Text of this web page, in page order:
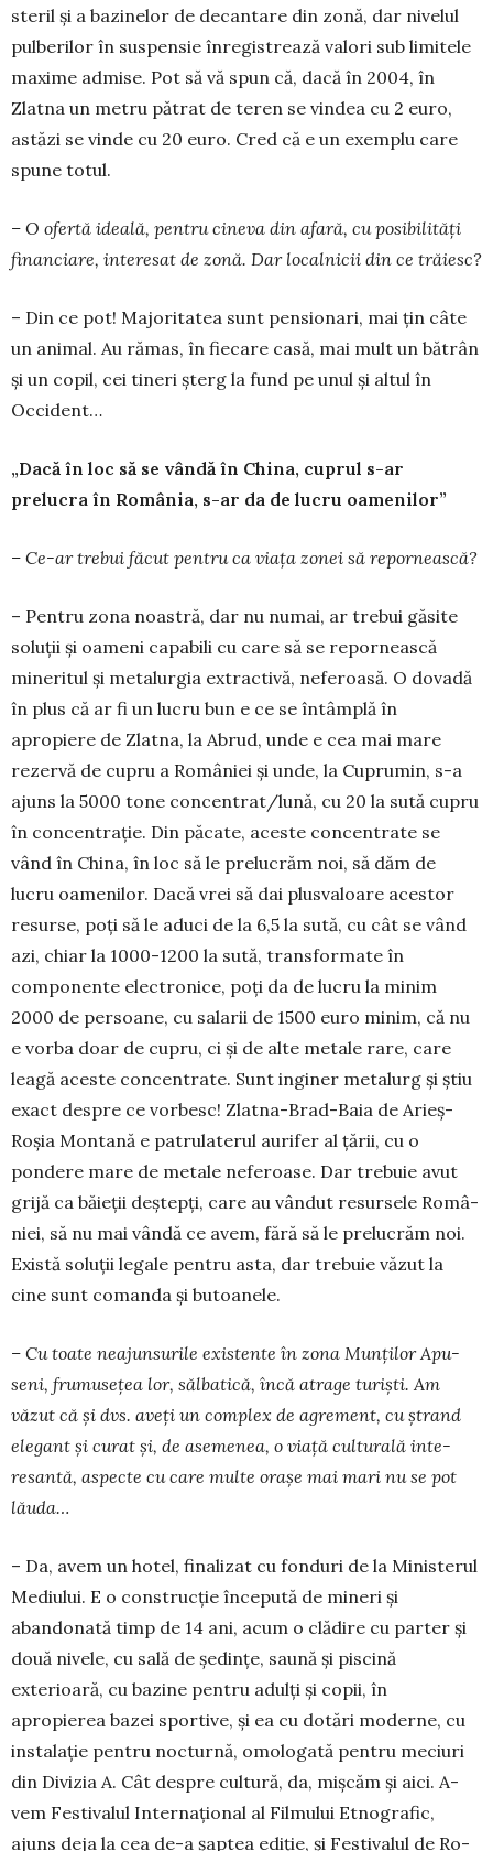
steril şi a bazi­nelor de decantare din zonă, dar nivelul
pul­be­rilor în suspensie înre­gis­trează valori sub li­mitele
maxime admise. Pot să vă spun că, dacă în 2004, în
Zlatna un metru pătrat de teren se vindea cu 2 euro,
astăzi se vinde cu 20 euro. Cred că e un exemplu care
spune totul.
– O ofertă ideală, pentru cineva din afară, cu posibilități
financiare, interesat de zonă. Dar localnicii din ce trăiesc?
– Din ce pot! Majoritatea sunt pensionari, mai țin câte
un animal. Au rămas, în fiecare casă, mai mult un bătrân
și un copil, cei tineri șterg la fund pe unul și altul în
Occident…
„Dacă în loc să se vândă în China, cuprul s-ar
prelucra în România, s-ar da de lucru oamenilor”
– Ce-ar trebui făcut pentru ca viața zonei să repornească?
– Pentru zona noastră, dar nu numai, ar trebui găsite
soluții și oameni capabili cu care să se re­pornească
mineritul și metalurgia extractivă, neferoasă. O dovadă
în plus că ar fi un lucru bun e ce se întâmplă în
apropiere de Zlatna, la Abrud, unde e cea mai mare
rezervă de cupru a României și unde, la Cuprumin, s-a
ajuns la 5000 tone con­centrat/lună, cu 20 la sută cupru
în concentrație. Din păcate, aceste concentrate se
vând în China, în loc să le prelucrăm noi, să dăm de
lucru oamenilor. Dacă vrei să dai plusvaloare acestor
resurse, poți să le aduci de la 6,5 la sută, cu cât se vând
azi, chiar la 1000-1200 la sută, transformate în
componente electronice, poți da de lucru la minim
2000 de per­soane, cu salarii de 1500 euro minim, că nu
e vorba doar de cupru, ci și de alte metale rare, care
leagă aceste concentrate. Sunt inginer metalurg și știu
exact despre ce vorbesc! Zlatna-Brad-Baia de Arieș-
Roșia Montană e patrulaterul aurifer al țării, cu o
pondere mare de metale nefe­roase. Dar trebuie avut
grijă ca băieții deștepți, care au vân­dut resursele Româ­
niei, să nu mai vândă ce avem, fără să le prelucrăm noi.
Există soluții legale pen­tru asta, dar trebuie văzut la
cine sunt comanda și butoanele.
– Cu toate nea­jun­surile existente în zona Munților Apu­
seni, frumusețea lor, sălbatică, încă atrage turiști. Am
văzut că și dvs. aveți un com­plex de agrement, cu ștrand
elegant și curat și, de asemenea, o viață culturală inte­
resantă, aspecte cu care multe orașe mai mari nu se pot
lău­da…
– Da, avem un hotel, finalizat cu fonduri de la Mi­nisterul
Mediului. E o construcție în­cepută de mineri și
abandonată timp de 14 ani, acum o clădire cu parter și
două nivele, cu sală de ședințe, saună și piscină
exterioară, cu bazine pentru adulți și copii, în
apropierea bazei sportive, și ea cu dotări moderne, cu
instalație pentru noc­turnă, omo­lo­gată pentru meciuri
din Divizia A. Cât despre cultură, da, mișcăm și aici. A­
vem Festivalul In­ter­național al Fil­mului Etnografic,
ajuns deja la cea de-a șaptea ediție, și Festivalul de Ro­